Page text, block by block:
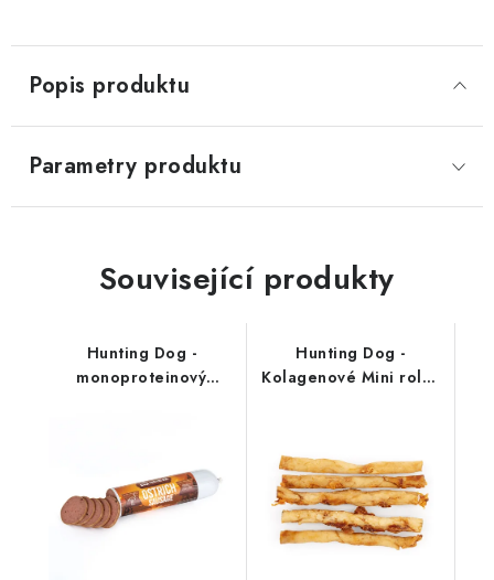
Popis produktu
Parametry produktu
Související produkty
Hunting Dog -
monoproteinový
Hunting Dog -
Kolagenové Mini rolky